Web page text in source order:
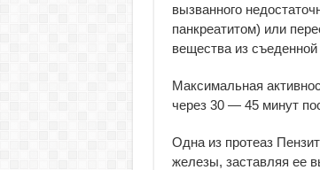
вызванного
панкреатитом) или
вещества из
Максимальная
через 30 — 45 минут
Одна из протеаз
железы, заставляя ее